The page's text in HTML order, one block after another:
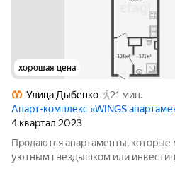
хорошая цена
Улица Дыбенко
21 мин.
Апарт-комплекс «WINGS
4 квартал 2023
Продаются апартаменты,
уютным гнездышком или